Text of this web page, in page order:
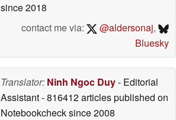
since 2018
contact me via:
@aldersonaj,
Bluesky
Translator: Ninh Ngoc Duy- Editorial
Assistant- 816412 articles published on
Notebookchecksince 2008